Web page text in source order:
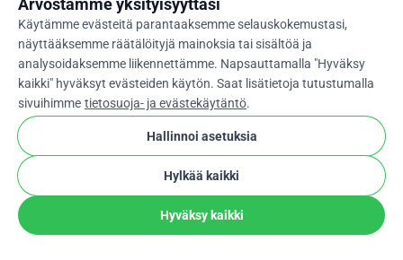
0%
Anna Mukautettu Vinki
Seuraava
Arvostamme yksityisyyttäsi
Käytämme evästeitä parantaaksemme selauskokemustasi,
näyttääksemme räätälöityjä mainoksia tai sisältöä ja
analysoidaksemme liikennettämme. Napsauttamalla "Hyväksy
kaikki" hyväksyt evästeiden käytön. Saat lisätietoja tutustumalla
sivuihimme tietosuoja- ja evästekäytäntö.
Hallinnoi asetuksia
Hylkää kaikki
Hyväksy kaikki